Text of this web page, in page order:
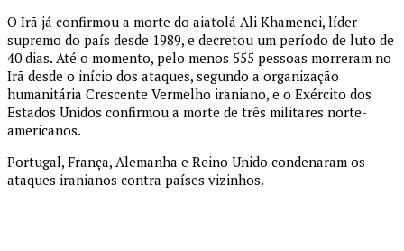
O Irã já confirmou a morte do aiatolá Ali Khamenei, líder
supremo do país desde 1989, e decretou um período de luto de
40 dias. Até o momento, pelo menos 555 pessoas morreram no
Irã desde o início dos ataques, segundo a organização
humanitária Crescente Vermelho iraniano, e o Exército dos
Estados Unidos confirmou a morte de três militares norte-
americanos.
Portugal, França, Alemanha e Reino Unido condenaram os
ataques iranianos contra países vizinhos.